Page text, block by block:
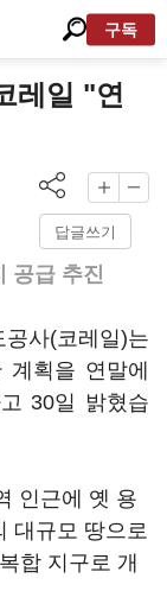
구독
레일 "연
답글쓰기
공급 추진
사(코레일)는
획을 연말에
30일 밝혔습
인근에 옛 용
대규모 땅으로
합 지구로 개